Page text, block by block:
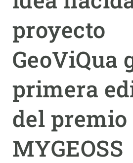
proyecto
GeoViQua
primera
del premio
MYGEOSS